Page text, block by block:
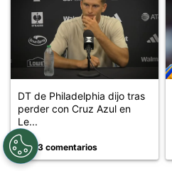
DT de Philadelphia dijo tras
perder con Cruz Azul en
Le...
3 comentarios